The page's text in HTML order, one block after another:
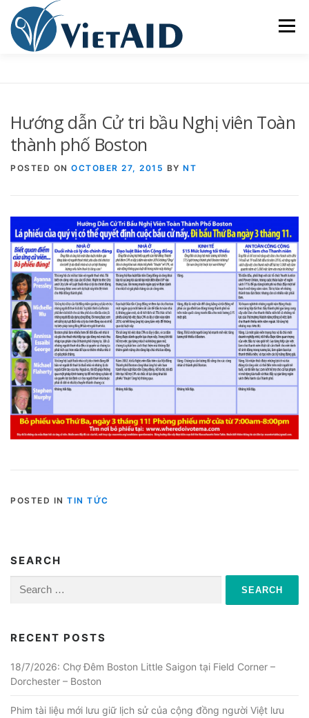
content
Menu
TRUNG TÂM CỘNG ĐỒNG SINH HOẠT
Hướng dẫn Cử tri bầu Nghị viên Toàn
thành phố Boston
POSTED ON OCTOBER 27, 2015 BY NT
POSTED IN TIN TỨC
SEARCH
for:
RECENT POSTS
18/7/2026: Chợ Đêm Boston Little Saigon tại Field Corner –
Dorchester – Boston
Phim tài liệu mới lưu giữ lịch sử của cộng đồng người Việt lưu